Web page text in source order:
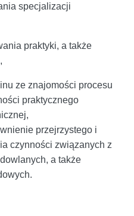
specjalizacji
praktyki, a także
ze znajomości procesu
praktycznego
przejrzystego i
czynności związanych z
a także